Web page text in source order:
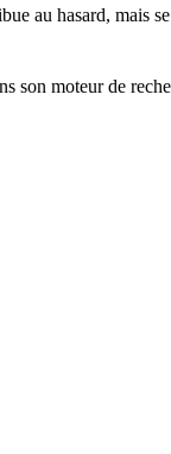
au hasard, mais
son moteur de